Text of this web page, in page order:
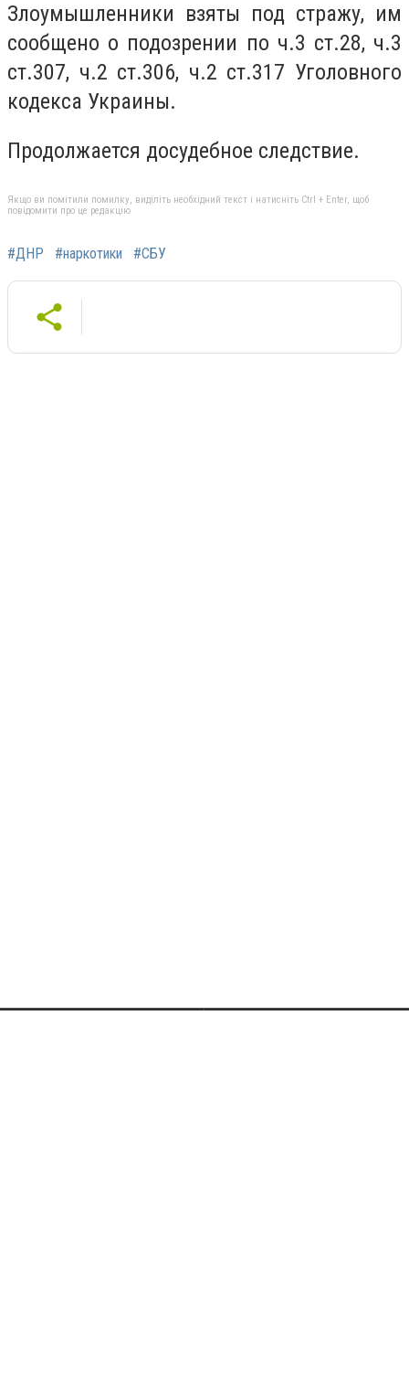
Злоумышленники взяты под стражу, им
сообщено о подозрении по ч.3 ст.28, ч.3
ст.307, ч.2 ст.306, ч.2 ст.317 Уголовного
кодекса Украины.
Продолжается досудебное следствие.
Якщо ви помітили помилку, виділіть необхідний текст і натисніть Ctrl + Enter, щоб
повідомити про це редакцію
#ДНР #наркотики #СБУ